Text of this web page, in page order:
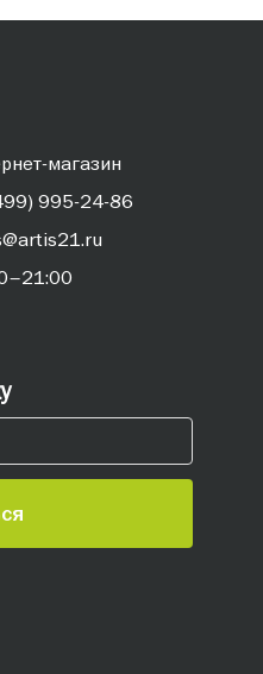
магазин
995-24-86